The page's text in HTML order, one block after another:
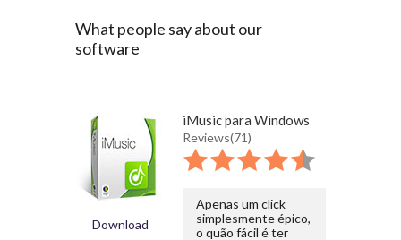
What people say about our
software
Download
iMusic para Windows
Reviews(71)
Apenas um click
simplesmente épico,
o quão fácil é ter